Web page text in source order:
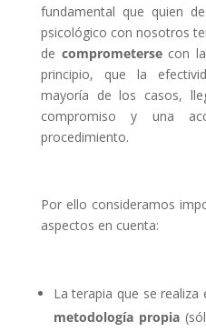
fundamental que quien
psicológico con nosotros
de comprometersecon la
principio, que la
mayoría de los casos,
compromiso y una
procedimiento.
Por ello consideramos
aspectos en cuenta:
La terapia que se realiza
metodología propia